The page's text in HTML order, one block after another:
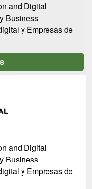
and Digital
Business
y Empresas de
and Digital
Business
y Empresas de